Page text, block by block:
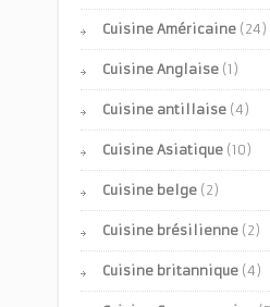
Cuisine Américaine (24)
Cuisine Anglaise (1)
Cuisine antillaise (4)
Cuisine Asiatique (10)
Cuisine belge (2)
Cuisine brésilienne (2)
Cuisine britannique (4)